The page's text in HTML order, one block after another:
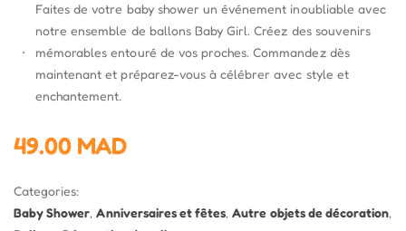
Faites de votre baby shower un événement inoubliable avec
notre ensemble de ballons Baby Girl. Créez des souvenirs
mémorables entouré de vos proches. Commandez dès
maintenant et préparez-vous à célébrer avec style et
enchantement.
49.00 MAD
Categories:
Baby Shower,Anniversaires et fêtes,Autre objets de décoration,